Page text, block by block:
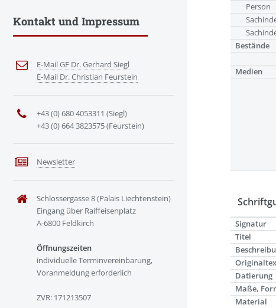
Person
Bestände
Medien
Signatur
Titel
Datierung
Maße,
Material
Kontakt und Impressum
E-Mail GF Dr. Gerhard Siegl
E-Mail Dr. Christian Feurstein
+43 (0) 680 4053311 (Siegl)
+43 (0) 664 3823575 (Feurstein)
Newsletter
Schlossergasse 8 (Palais Liechtenstein)
Eingang über Raiffeisenplatz
A-6800 Feldkirch
Öffnungszeiten
individuelle Terminvereinbarung,
Voranmeldung erforderlich
ZVR: 171213507